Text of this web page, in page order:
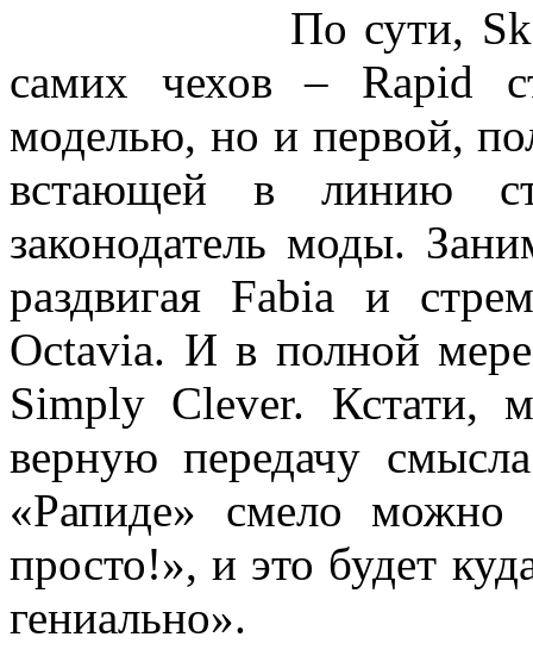
По сути, Skoda
самих чехов – Rapid
моделью, но и первой,
встающей в линию
законодатель моды.
раздвигая Fabia и
Octavia. И в полной
Simply Clever. Кстати,
верную передачу
«Рапиде» смело можно
просто!», и это будет
гениально».